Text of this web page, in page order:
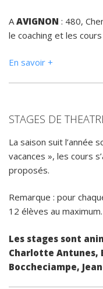
A AVIGNON : 480,
le coaching et les
En savoir +
STAGES DE
La saison suit l’année
vacances », les cours
proposés.
Remarque : pour
12 élèves au maximum.
Les stages sont
Charlotte Antunes,
Boccheciampe,